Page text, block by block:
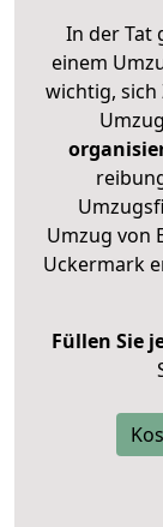
In der Tat
einem
wichtig, sich
Umzug von
Uckermark
Füllen Sie